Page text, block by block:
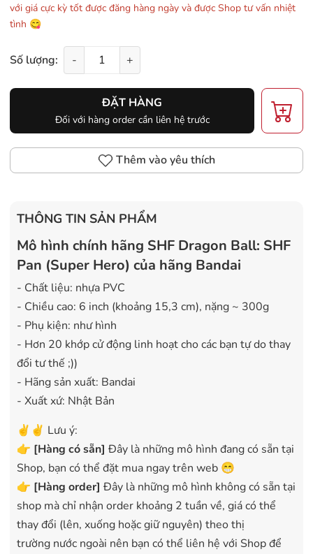
với giá cực kỳ tốt được đăng hàng ngày và được Shop tư vấn nhiệt
tình 😋
Số lượng: - +
ĐẶT HÀNG
Đối với hàng order cần liên hệ trước
Thêm vào yêu thích
THÔNG TIN SẢN PHẨM
Mô hình chính hãng SHF Dragon Ball: SHF
Pan (Super Hero) của hãng Bandai
- Chất liệu: nhựa PVC
- Chiều cao: 6 inch (khoảng 15,3 cm), nặng ~ 300g
- Phụ kiện: như hình
- Hơn 20 khớp cử động linh hoạt cho các bạn tự do thay
đổi tư thế ;))
- Hãng sản xuất: Bandai
- Xuất xứ: Nhật Bản
✌️✌️ Lưu ý:
👉 [Hàng có sẵn] Đây là những mô hình đang có sẵn tại
Shop, bạn có thể đặt mua ngay trên web 😁
👉 [Hàng order] Đây là những mô hình không có sẵn tại
shop mà chỉ nhận order khoảng 2 tuần về, giá có thể
thay đổi (lên, xuống hoặc giữ nguyên) theo thị
trường nước ngoài nên bạn có thể liên hệ với Shop để